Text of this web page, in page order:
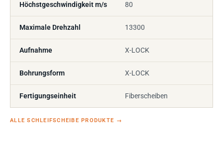
Höchstgeschwindigkeit m/s 80
Maximale Drehzahl 13300
Aufnahme X-LOCK
Bohrungsform X-LOCK
Fertigungseinheit Fiberscheiben
ALLE SCHLEIFSCHEIBE PRODUKTE →